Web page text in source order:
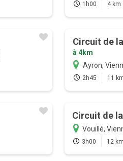
1h00 4 km
Circuit de
à 4km
Ayron,
2h45 11
Circuit de
Vouillé,
3h00 12 km